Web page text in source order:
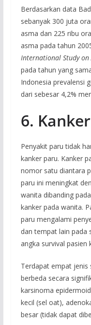
Berdasarkan data
sebanyak 300 juta
asma dan 225 ribu
asma pada tahun
International Study on
pada tahun yang
Indonesia prevalensi
dari sebesar 4,2%
6.
Penyakit paru tidak
kanker paru. Kanker
nomor satu diantara
paru ini meningkat
wanita dibanding
kanker pada wanita.
paru mengalami
dan tempat lain pada
angka survival pasien
Terdapat empat jenis
berbeda secara
karsinoma
kecil (sel oat),
besar (tidak dapat